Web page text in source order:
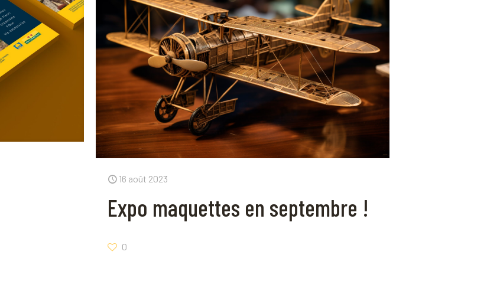
16 août 2023
Expo maquettes en septembre !
0